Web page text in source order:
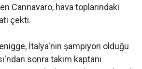
Cannavaro, hava toplarındaki
çekti.
İtalya'nın şampiyon olduğu
sonra takım kaptanı